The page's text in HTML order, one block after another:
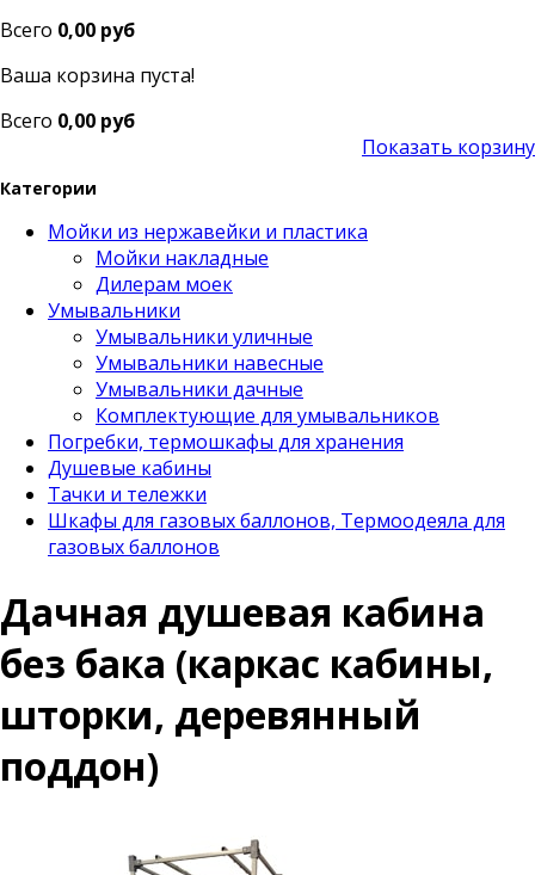
Всего 0,00 руб
Ваша корзина пуста!
Всего 0,00 руб
Показать корзину
Категории
Мойки из нержавейки и пластика
Мойки накладные
Дилерам моек
Умывальники
Умывальники уличные
Умывальники навесные
Умывальники дачные
Комплектующие для умывальников
Погребки, термошкафы для хранения
Душевые кабины
Тачки и тележки
Шкафы для газовых баллонов, Термоодеяла для
газовых баллонов
Дачная душевая кабина
без бака (каркас кабины,
шторки, деревянный
поддон)